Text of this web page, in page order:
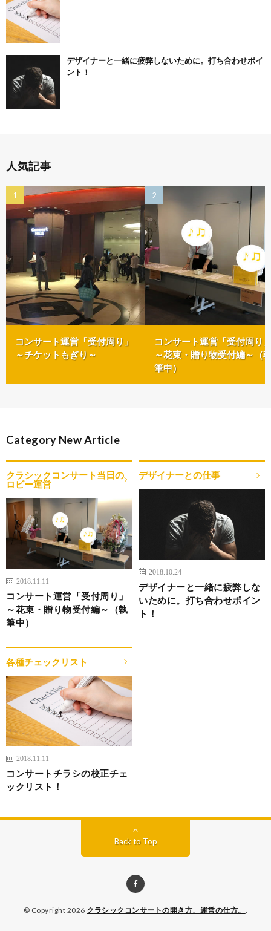
デザイナーと一緒に疲弊しないために。打ち合わせポイ
ント！
人気記事
コンサート運営「受付周り」
～チケットもぎり～
コンサート運営「受付周り
～花束・贈り物受付編～（
筆中）
Category New Article
クラシックコンサート当日の
ロビー運営
2018.11.11
コンサート運営「受付周り」
～花束・贈り物受付編～（執
筆中）
デザイナーとの仕事
2018.10.24
デザイナーと一緒に疲弊しな
いために。打ち合わせポイン
ト！
各種チェックリスト
2018.11.11
コンサートチラシの校正チェ
ックリスト！
Back to Top
© Copyright 2026 クラシックコンサートの開き方、運営の仕方。 .